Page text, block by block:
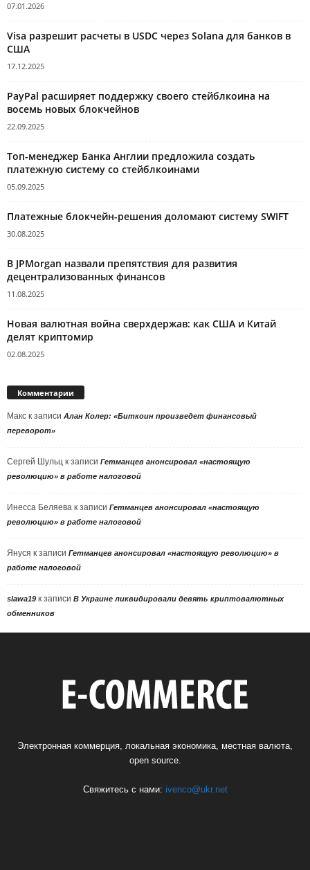
07.01.2026
Visa разрешит расчеты в USDC через Solana для банков в
США
17.12.2025
PayPal расширяет поддержку своего стейблкоина на
восемь новых блокчейнов
22.09.2025
Топ-менеджер Банка Англии предложила создать
платежную систему со стейблкоинами
05.09.2025
Платежные блокчейн-решения доломают систему SWIFT
30.08.2025
В JPMorgan назвали препятствия для развития
децентрализованных финансов
11.08.2025
Новая валютная война сверхдержав: как США и Китай
делят криптомир
02.08.2025
Комментарии
Макс к записи Алан Колер: «Биткоин произведет финансовый
переворот»
Сергей Шульц к записи Гетманцев анонсировал «настоящую
революцию» в работе налоговой
Инесса Беляева к записи Гетманцев анонсировал «настоящую
революцию» в работе налоговой
Януся к записи Гетманцев анонсировал «настоящую революцию» в
работе налоговой
slawa19 к записи В Украине ликвидировали девять криптовалютных
обменников
Электронная коммерция, локальная экономика, местная валюта,
open source.
Свяжитесь с нами: ivenco@ukr.net